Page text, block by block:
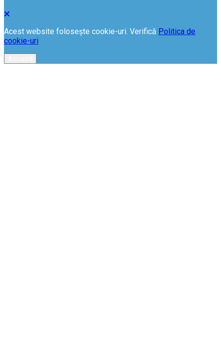
Acest website folosește cookie-uri. Verifică Politica de
cookie-uri